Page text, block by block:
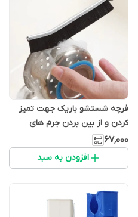
فرچه شستشو باریک جهت تمیز
کردن و از بین بردن جرم های
رسوب بسته درز های آشپزخانه،
سرویس بهداشتی ، حمام
(مدلmana1456)
۶۷٬۰۰۰
افزودن به سبد